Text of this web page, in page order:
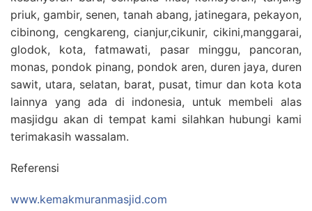
priuk, gambir, senen, tanah abang, jatinegara, pekayon,
cibinong, cengkareng, cianjur,cikunir, cikini,manggarai,
glodok, kota, fatmawati, pasar minggu, pancoran,
monas, pondok pinang, pondok aren, duren jaya, duren
sawit, utara, selatan, barat, pusat, timur dan kota kota
lainnya yang ada di indonesia, untuk membeli alas
masjidgu akan di tempat kami silahkan hubungi kami
terimakasih wassalam.
Referensi
www.kemakmuranmasjid.com